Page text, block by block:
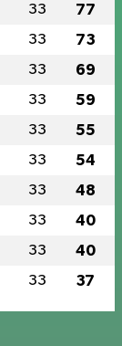
33 77
33 73
33 69
33 59
33 55
33 54
33 48
33 40
33 40
33 37